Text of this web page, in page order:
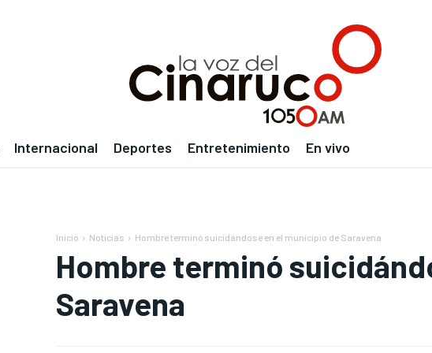
Internacional Deportes Entretenimiento En vivo
Inicio Noticias Hombre terminó suicidándose en el municipio de Saravena
Hombre terminó
Saravena